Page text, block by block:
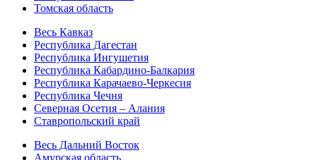
Томская область
Весь Кавказ
Республика Дагестан
Республика Ингушетия
Республика Кабардино-Балкария
Республика Карачаево-Черкесия
Республика Чечня
Северная Осетия – Алания
Ставропольский край
Весь Дальний Восток
Амурская область